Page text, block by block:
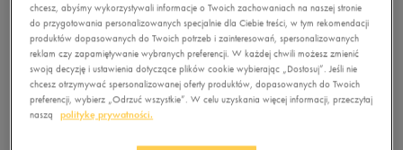
Brak produktów do wyświetlenia
Zmień kryteria wyszukiwania lub
usuń wybrane filtry
chcesz, abyśmy wykorzystywali informacje o Twoich zachowaniach na naszej stronie
do przygotowania personalizowanych specjalnie dla Ciebie treści, w tym rekomendacji
produktów dopasowanych do Twoich potrzeb i zainteresowań, spersonalizowanych
reklam czy zapamiętywanie wybranych preferencji. W każdej chwili możesz zmienić
swoją decyzję i ustawienia dotyczące plików cookie wybierając „Dostosuj”. Jeśli nie
chcesz otrzymywać spersonalizowanej oferty produktów, dopasowanych do Twoich
preferencji, wybierz „Odrzuć wszystkie”. W celu uzyskania więcej informacji, przeczytaj
naszą
politykę prywatności.